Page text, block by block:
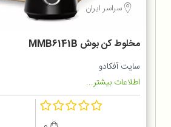
سراسر ایران
مخلوط کن بوش MMB6141B
سایت آفکادو
اطلاعات بیشتر...